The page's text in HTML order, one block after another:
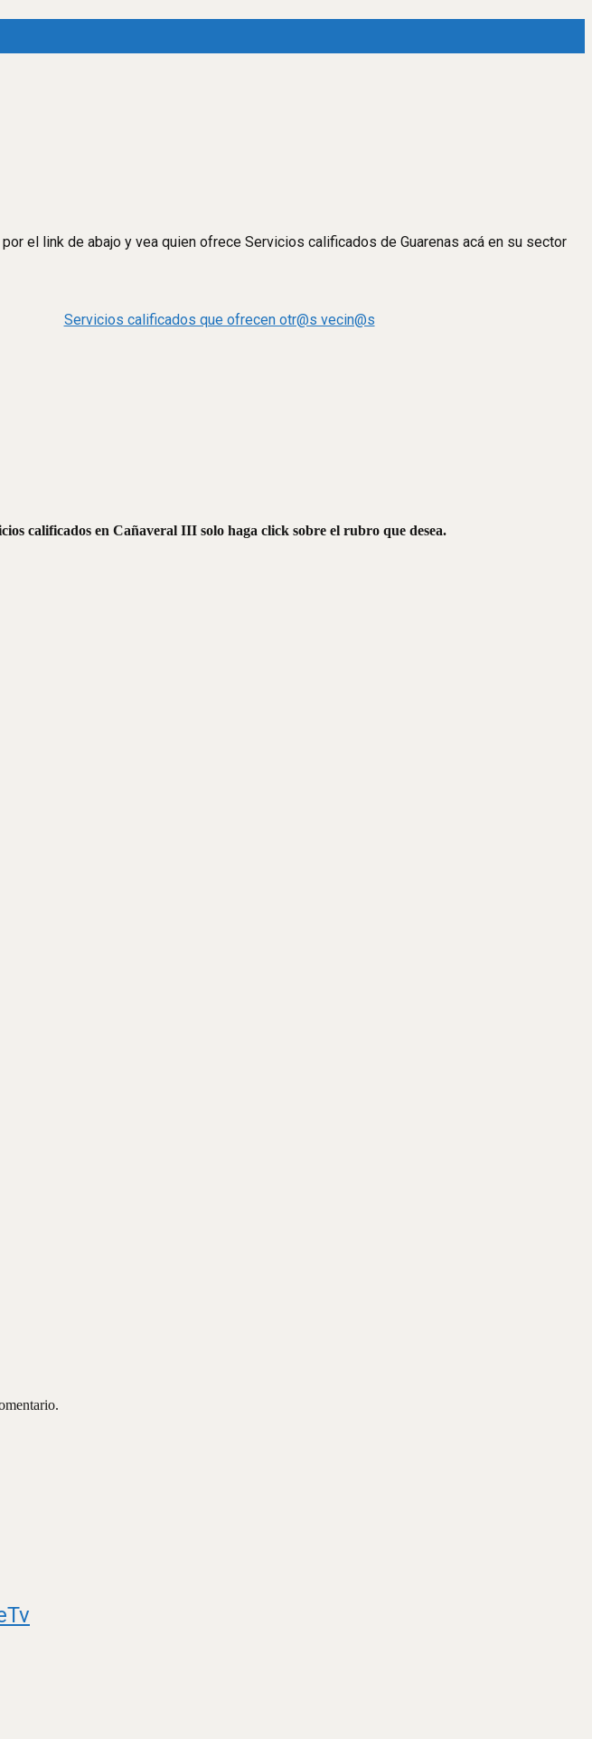
el link de abajo y vea quien ofrece Servicios calificados de Guarenas acá en su sector
Servicios calificados que ofrecen otr@s vecin@s
calificados en Cañaveral III solo haga click sobre el rubro que desea.